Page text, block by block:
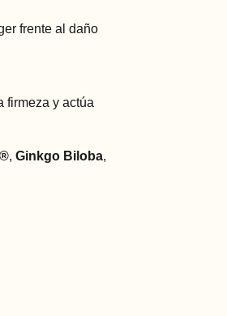
frente al daño
firmeza y actúa
,Ginkgo Biloba,